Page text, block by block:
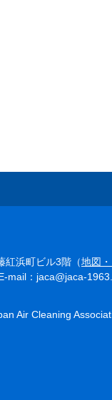
紅浜町ビル3階（地図
：jaca@jaca-
Air Cleaning